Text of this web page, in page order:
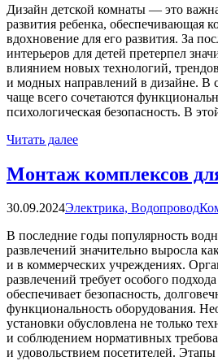
Дизайн детской комнаты — это
развития ребенка, обеспечивающая
вдохновение для его развития. За
интерьеров для детей претерпел
влиянием новых технологий,
и модных направлений в дизайне. В
чаще всего сочетаются
психологическая безопасность. В
Читать далее
Монтаж комплексов
30.09.2024Электрика, Водопровод
В последние годы популярность
развлечений значительно выросла
и в коммерческих учреждениях.
развлечений требует особого
обеспечивает безопасность,
функциональность оборудования.
установки обусловлена не только
и соблюдением нормативных
и удовольствием посетителей.